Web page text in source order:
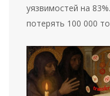
уязвимостей на
потерять 100 000